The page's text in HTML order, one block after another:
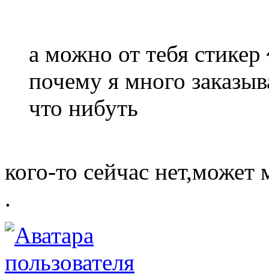
а можно от тебя стикер
почему я много
что нибуть
кого-то сейчас нет,может
.